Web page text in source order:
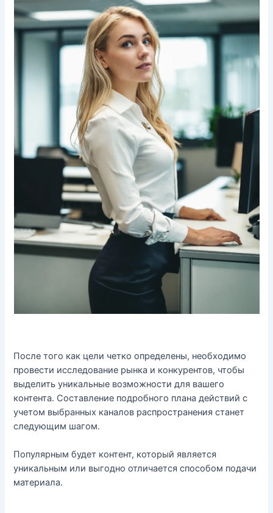
После того как цели четко определены, необходимо
провести исследование рынка и конкурентов, чтобы
выделить уникальные возможности для вашего
контента. Составление подробного плана действий с
учетом выбранных каналов распространения станет
следующим шагом.
Популярным будет контент, который является
уникальным или выгодно отличается способом подачи
материала.